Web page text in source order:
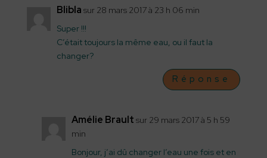
Blibla sur 28 mars 2017 à 23 h 06 min
Super !!!
C’était toujours la même eau, ou il faut la
changer?
Réponse
Amélie Brault sur 29 mars 2017 à 5 h 59
min
Bonjour, j’ai dû changer l’eau une fois et en